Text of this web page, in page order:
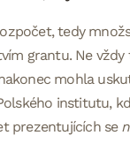
tedy
grantu. Ne
mohla
institutu,
prezentujících se